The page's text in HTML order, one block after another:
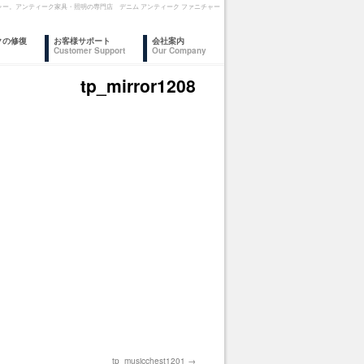
。アンティーク家具・照明の専門店 デニム アンティーク ファニチャー
の修復
お客様サポート
Customer Support
会社案内
Our Company
tp_mirror1208
tp_musicchest1201